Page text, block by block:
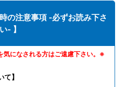
の注意事項 -必ずお読み下さ
い- 】
気になされる方はご遠慮下さい。※
】